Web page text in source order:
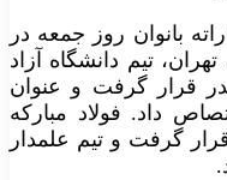
بانوان روز جمعه در
تیم دانشگاه آزاد
امتیاز در صدر قرار گرفت و عنوان
داد. فولاد مبارکه
دوم قرار گرفت و تیم علمدار